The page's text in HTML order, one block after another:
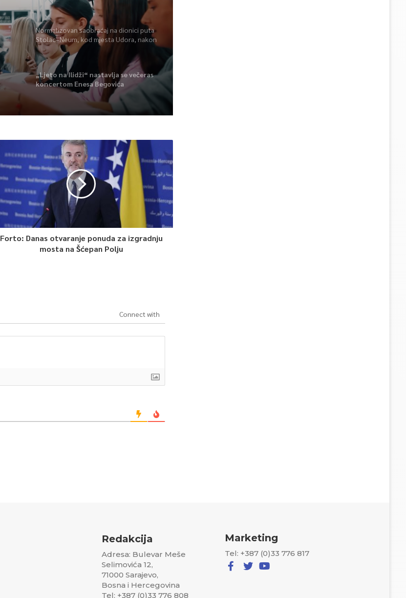
Normalizovan saobraćaj na dionici puta
Stolac–Neum, kod mjesta Udora, nakon
nezgode
„Ljeto na Ilidži“ nastavlja se večeras
koncertom Enesa Begovića
Forto: Danas otvaranje ponuda za izgradnju
mosta na Šćepan Polju
Connect with
Redakcija
Adresa: Bulevar Meše
Selimovića 12,
71000 Sarajevo,
Bosna i Hercegovina
Tel: +387 (0)33 776 808
Marketing
Tel: +387 (0)33 776 817